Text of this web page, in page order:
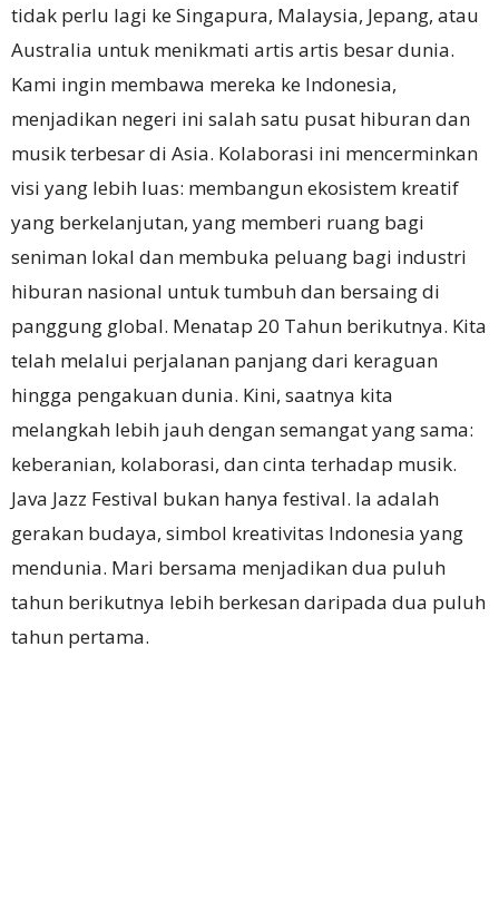
tidak perlu lagi ke Singapura, Malaysia, Jepang, atau
Australia untuk menikmati artis artis besar dunia.
Kami ingin membawa mereka ke Indonesia,
menjadikan negeri ini salah satu pusat hiburan dan
musik terbesar di Asia. Kolaborasi ini mencerminkan
visi yang lebih luas: membangun ekosistem kreatif
yang berkelanjutan, yang memberi ruang bagi
seniman lokal dan membuka peluang bagi industri
hiburan nasional untuk tumbuh dan bersaing di
panggung global. Menatap 20 Tahun berikutnya. Kita
telah melalui perjalanan panjang dari keraguan
hingga pengakuan dunia. Kini, saatnya kita
melangkah lebih jauh dengan semangat yang sama:
keberanian, kolaborasi, dan cinta terhadap musik.
Java Jazz Festival bukan hanya festival. Ia adalah
gerakan budaya, simbol kreativitas Indonesia yang
mendunia. Mari bersama menjadikan dua puluh
tahun berikutnya lebih berkesan daripada dua puluh
tahun pertama.